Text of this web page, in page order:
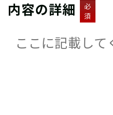
内容の詳細
必
須